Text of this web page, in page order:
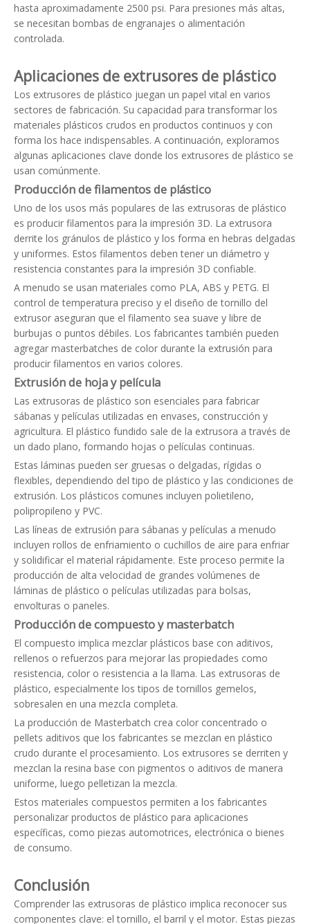
hasta aproximadamente 2500 psi. Para presiones más altas,
se necesitan bombas de engranajes o alimentación
controlada.
Aplicaciones de extrusores de plástico
Los extrusores de plástico juegan un papel vital en varios
sectores de fabricación. Su capacidad para transformar los
materiales plásticos crudos en productos continuos y con
forma los hace indispensables. A continuación, exploramos
algunas aplicaciones clave donde los extrusores de plástico se
usan comúnmente.
Producción de filamentos de plástico
Uno de los usos más populares de las extrusoras de plástico
es producir filamentos para la impresión 3D. La extrusora
derrite los gránulos de plástico y los forma en hebras delgadas
y uniformes. Estos filamentos deben tener un diámetro y
resistencia constantes para la impresión 3D confiable.
A menudo se usan materiales como PLA, ABS y PETG. El
control de temperatura preciso y el diseño de tornillo del
extrusor aseguran que el filamento sea suave y libre de
burbujas o puntos débiles. Los fabricantes también pueden
agregar masterbatches de color durante la extrusión para
producir filamentos en varios colores.
Extrusión de hoja y película
Las extrusoras de plástico son esenciales para fabricar
sábanas y películas utilizadas en envases, construcción y
agricultura. El plástico fundido sale de la extrusora a través de
un dado plano, formando hojas o películas continuas.
Estas láminas pueden ser gruesas o delgadas, rígidas o
flexibles, dependiendo del tipo de plástico y las condiciones de
extrusión. Los plásticos comunes incluyen polietileno,
polipropileno y PVC.
Las líneas de extrusión para sábanas y películas a menudo
incluyen rollos de enfriamiento o cuchillos de aire para enfriar
y solidificar el material rápidamente. Este proceso permite la
producción de alta velocidad de grandes volúmenes de
láminas de plástico o películas utilizadas para bolsas,
envolturas o paneles.
Producción de compuesto y masterbatch
El compuesto implica mezclar plásticos base con aditivos,
rellenos o refuerzos para mejorar las propiedades como
resistencia, color o resistencia a la llama. Las extrusoras de
plástico, especialmente los tipos de tornillos gemelos,
sobresalen en una mezcla completa.
La producción de Masterbatch crea color concentrado o
pellets aditivos que los fabricantes se mezclan en plástico
crudo durante el procesamiento. Los extrusores se derriten y
mezclan la resina base con pigmentos o aditivos de manera
uniforme, luego pelletizan la mezcla.
Estos materiales compuestos permiten a los fabricantes
personalizar productos de plástico para aplicaciones
específicas, como piezas automotrices, electrónica o bienes
de consumo.
Conclusión
Comprender las extrusoras de plástico implica reconocer sus
componentes clave: el tornillo, el barril y el motor. Estas piezas